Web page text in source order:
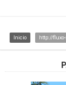
Inicio http://